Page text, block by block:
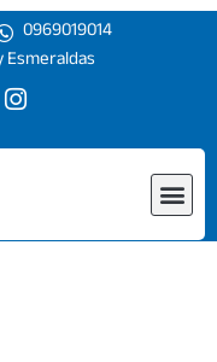
0969019014
Esmeraldas
I
s
r